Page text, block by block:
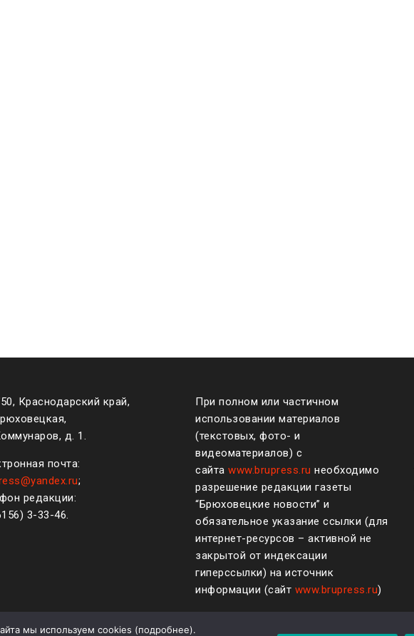
Краснодарский край,
д. 1.
почта:
;
редакции:
56) 3-33-46.
При полном или частичном
использовании материалов
(текстовых, фото- и
видеоматериалов) с
сайта www.brupress.ru необходимо
разрешение редакции газеты
“Брюховецкие новости” и
обязательное указание ссылки (для
интернет-ресурсов – активной не
закрытой от индексации
гиперссылки) на источник
информации (сайт www.brupress.ru)
мы используем cookies (подробнее).